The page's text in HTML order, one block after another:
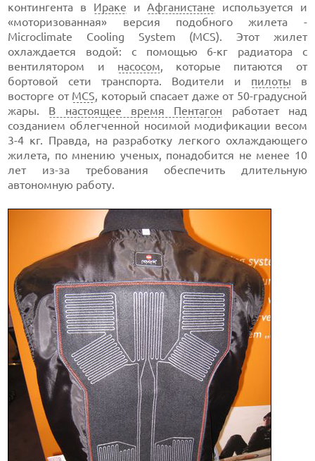
контингента в Ираке иАфганистане используется и
«моторизованная» версия подобного жилета -
Microclimate Cooling System (MCS). Этот жилет
охлаждается водой: с помощью 6-кг радиатора с
вентилятором и насосом, которые питаются от
бортовой сети транспорта. Водители и пилоты в
восторге от MCS, который спасает даже от 50-градусной
жары. В настоящее время Пентагон работает над
созданием облегченной носимой модификации весом
3-4 кг. Правда, на разработку легкого охлаждающего
жилета, по мнению ученых, понадобится не менее 10
лет из-за требования обеспечить длительную
автономную работу.